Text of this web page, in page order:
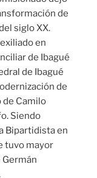
de
siglo XX.
en
de Ibagué
de Ibagué
de
de Camilo
Siendo
Bipartidista en
tuvo mayor